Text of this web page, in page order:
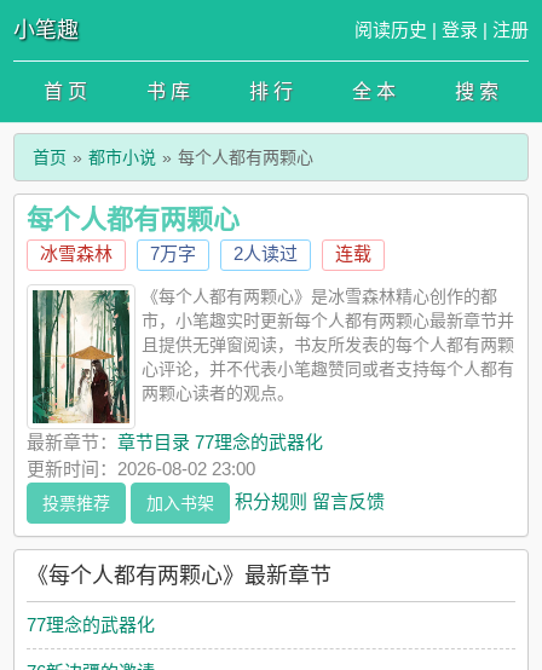
小笔趣 阅读历史 | 登录 | 注册
首 页 书 库 排 行 全 本 搜 索
首页 都市小说 每个人都有两颗心
每个人都有两颗心
冰雪森林 7万字 2人读过 连载
《每个人都有两颗心》是冰雪森林精心创作的都
市，小笔趣实时更新每个人都有两颗心最新章节并
且提供无弹窗阅读，书友所发表的每个人都有两颗
心评论，并不代表小笔趣赞同或者支持每个人都有
两颗心读者的观点。
最新章节：章节目录 77理念的武器化
更新时间：2026-08-02 23:00
投票推荐 加入书架 积分规则 留言反馈
《每个人都有两颗心》最新章节
77理念的武器化